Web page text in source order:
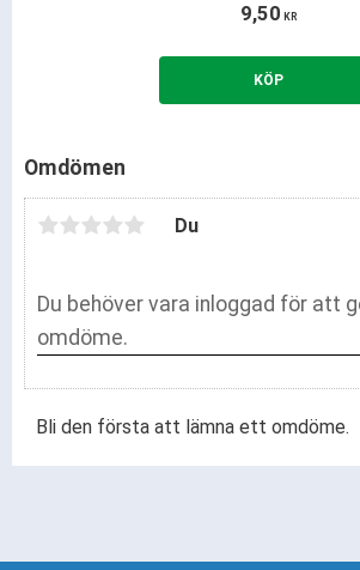
Omdömen
Du
Bli den första att lämna ett omdöme.
9,50 KR